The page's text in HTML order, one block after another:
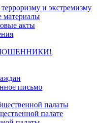
и экстремизму
акты
письмо
палаты
палате